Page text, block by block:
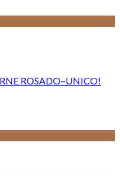
ROSADO–UNICO!